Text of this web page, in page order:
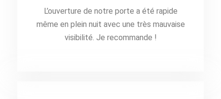
L’ouverture de notre porte a été rapide
même en plein nuit avec une très mauvaise
visibilité. Je recommande !